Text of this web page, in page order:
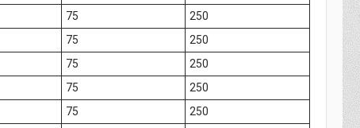
75
250
75
250
75
250
75
250
75
250